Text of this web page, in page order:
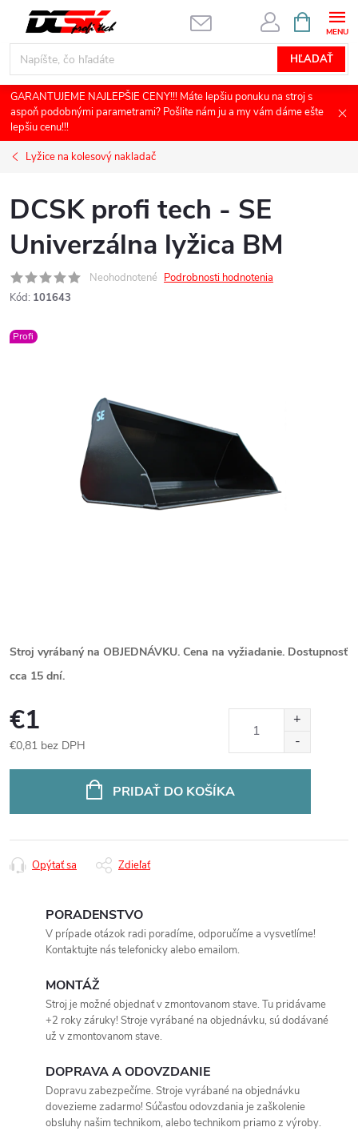
obsah
HĽADAŤ
KOŠÍK
GARANTUJEME NAJLEPŠIE CENY!!! Máte lepšiu ponuku na stroj s
aspoň podobnými parametrami? Pošlite nám ju a my vám dáme ešte
lepšiu cenu!!!
Lyžice na kolesový nakladač
DCSK profi tech - SE
Univerzálna lyžica BM
Neohodnotené Podrobnosti hodnotenia
Kód: 101643
Profi
Stroj vyrábaný na OBJEDNÁVKU. Cena na vyžiadanie. Dostupnosť
cca 15 dní.
€1
€0,81 bez DPH
PRIDAŤ DO KOŠÍKA
Opýtať sa Zdieľať
PORADENSTVO
V prípade otázok radi poradíme, odporučíme a vysvetlíme!
Kontaktujte nás telefonicky alebo emailom.
MONTÁŽ
Stroj je možné objednať v zmontovanom stave. Tu pridávame
+2 roky záruky! Stroje vyrábané na objednávku, sú dodávané
už v zmontovanom stave.
DOPRAVA A ODOVZDANIE
Dopravu zabezpečíme. Stroje vyrábané na objednávku
dovezieme zadarmo! Súčasťou odovzdania je zaškolenie
obsluhy našim technikom, alebo technikom priamo z výroby.